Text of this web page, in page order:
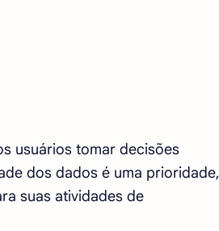
usuários tomar decisões
dos dados é uma prioridade,
suas atividades de